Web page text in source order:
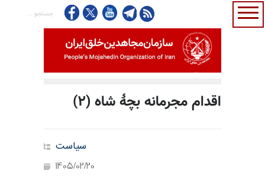
اقدام مجرمانه بچهٔ شاه (۲)
سیاست
1405/02/20